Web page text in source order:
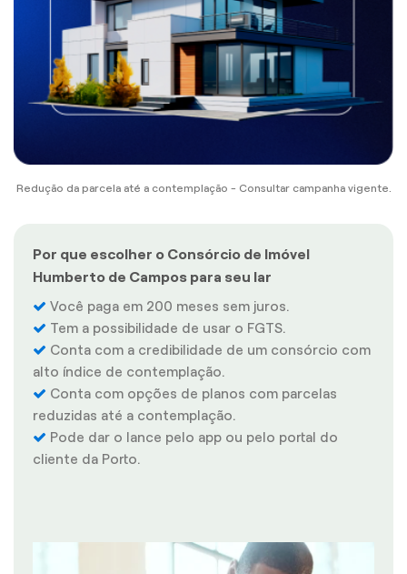
Redução da parcela até a contemplação - Consultar campanha vigente.
Por que escolher o Consórcio de Imóvel
Humberto de Campos para seu lar
Você paga em 200 meses sem juros.
Tem a possibilidade de usar o FGTS.
Conta com a credibilidade de um consórcio com
alto índice de contemplação.
Conta com opções de planos com parcelas
reduzidas até a contemplação.
Pode dar o lance pelo app ou pelo portal do
cliente da Porto.